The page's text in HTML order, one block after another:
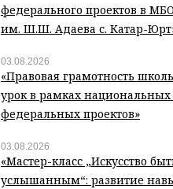
федерального проектов в
им. Ш.Ш. Адаева с. Катар-
03.08.2026
«Правовая грамотность
урок в рамках
федеральных проектов»
03.08.2026
«Мастер-класс „Искусство
услышанным“: развитие